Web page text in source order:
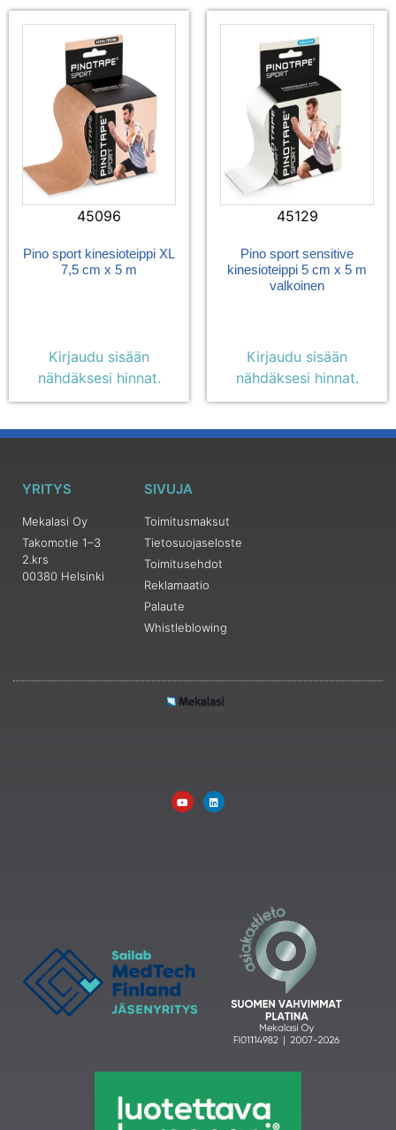
45096
Pino sport kinesioteippi XL
7,5 cm x 5 m
Kirjaudu sisään
nähdäksesi hinnat.
45129
Pino sport sensitive
kinesioteippi 5 cm x 5 m
valkoinen
Kirjaudu sisään
nähdäksesi hinnat.
YRITYS
Mekalasi Oy
Takomotie 1–3
2.krs
00380 Helsinki
SIVUJA
Toimitusmaksut
Tietosuojaseloste
Toimitusehdot
Reklamaatio
Palaute
Whistleblowing